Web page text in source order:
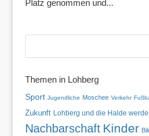
Platz genommen und...
Themen in Lohberg
Sport Jugendliche Moschee Verkehr
Zukunft Lohberg und die Halde
Nachbarschaft Kinder